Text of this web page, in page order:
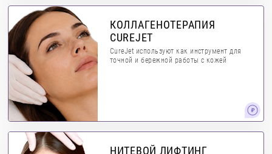
КОЛЛАГЕНОТЕРАПИЯ
CUREJET
CureJet используют как инструмент для
точной и бережной работы с кожей
НИТЕВОЙ ЛИФТИНГ